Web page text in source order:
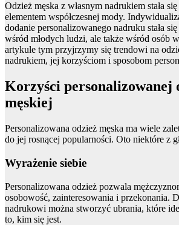
Odzież męska z własnym nadrukiem stała
elementem współczesnej mody.
dodanie personalizowanego nadruku stała
wśród młodych ludzi, ale także wśród osób
artykule tym przyjrzymy się trendowi na
nadrukiem, jej korzyściom i sposobom
Korzyści personalizowanej
męskiej
Personalizowana odzież męska ma wiele
do jej rosnącej popularności. Oto niektóre z
Wyrażenie siebie
Personalizowana odzież pozwala
osobowość, zainteresowania i przekonania.
nadrukowi można stworzyć ubrania, które
to, kim się jest.